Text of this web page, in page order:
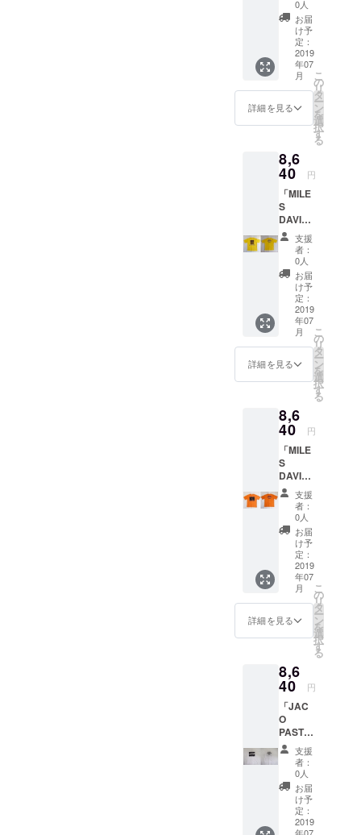
を与え
たベー
シスト
の貴重
なワン
シーン
を切り
取った
他では
手に入
商品で
す。夏
フェス
から
JAZZラ
イヴ観
賞まで
ファッ
ション&
音楽好
きな方
には必
ず手に
して頂
きたい
『JAZZ
ADDIC
ジャズ
写真
家・内
山繁
氏：マ
イル
ス・
ディ
ヴィス
写真集
「NO
PICTUR
E!」、
ジャ
コ・パ
ストリ
アス写
O」など
多くの
ジャズ
ジシャ
ンを撮
影。
http://w
hisper.c
o.jp
【サイ
ズ】
（cm）
お選び
類が入
るサイ
ズで
す。
持ち手
部分は
肩掛け
できる
長さで
す。
ドは約5
枚収納
可 【品
質表
示】 ・
綿
100%
・手洗
い可
サイ
ズに不
安があ
る方は
お気軽
にご相
【品質
表示】
100%
・手洗
い可
サイズ
身丈 身
幅 肩幅
袖丈
S
67
47
M
70
L
73
53
47 21
※女性の
方にはS
サイズ
が人気
です。
サイ
ズに不
安があ
る方は
お気軽
い。
【品質
・綿
100%
・手洗
い可
FALL完
全オリ
ジナルT
シャ
ツ。
『ビン
テージ
快な物
語 ～
CAT～
編』
【サイ
ズ】
（cm）
サイズ
身丈 身
幅 肩幅
袖丈
S
67
47
43 19
M
70
45 20
L
47 21
※女性の
方にはS
サイズ
が人気
です。
サイ
ズに不
安があ
る方は
お気軽
にご相
談下さ
い。
・綿
100%
い可
みに！
分から
ないか
らこ
そ、楽
しみ！
そんな
人は
ジャズ
ズ】
（cm）
身丈 身
幅 肩幅
袖丈
S
67
48
41 22
M
69
50
45 23
L
53
48 24
・綿
100%
・手洗
い可
例；
XS,XL
ラー：
ホワイ
ト（ボ
ディ）×
ブラッ
2019年
7月上
旬〜下
旬のお
届け予
定で
す。
（多少
の前後
はござ
いま
す）
WATER
FALL限
定コラ
ボTシャ
ツ。第
家・内
山繁氏
した
ジャズ
の帝王
「マイ
ルス・
デイビ
ス」の
フォトT
シャ
ツ。
ジャズ
だけで
ロック/
ファン
プホッ
プなど
あらゆ
るジャ
ンルを
呑み込
み数々
の名盤
を輩出
し続け
たトラ
ンペッ
ターの
日本
製
S,M,L以
外のサ
イズも
ご用意
できる
可能性
がござ
います
支援時
にご希
望のサ
イズを
備考欄
にご記
載くだ
さい。
例；
XS,XL
ラー：
ブラッ
ク（ボ
ディ）×
ホワイ
ト（プ
7月上
旬〜下
旬のお
届け予
定で
す。
（多少
の前後
はござ
いま
す）
WATER
FALL限
定コラ
ボTシャ
ツ。第
二弾は
山繁氏
が撮影
ジャズ
の帝王
「マイ
ルス・
デイビ
ス」の
フォトT
シャ
ツ。
ジャズ
0人
お届
け予
定：
2019
年07
月
詳細を見る
こ
の
リ
タ
ー
ン
を
選
択
す
る
8,6
40 円
「MILE
S
DAVIS
T-
shirts」
Ver.3
日本
製
S,M,L以
外のサ
イズも
ご用意
できる
可能性
がござ
います
支援時
にご希
望のサ
イズを
備考欄
にご記
載くだ
さい。
例；
XS,XL
ラー：
イエ
ロー
（ボ
ディ）×
ブラウ
2019年
7月上
旬〜下
旬のお
届け予
定で
す。
（多少
の前後
はござ
いま
す）
WATER
支援
者：
0人
お届
け予
定：
2019
年07
月
詳細を見る
こ
の
リ
タ
ー
ン
を
選
択
す
る
8,6
40 円
「MILE
S
DAVIS
T-
shirts」
Ver.4
日本
製 日
本製
S,M,L以
外のサ
イズも
ご用意
できる
可能性
がござ
ので、
支援時
にご希
望のサ
イズを
備考欄
にご記
載くだ
さい。
例；
XS,XL
ラー：
支援
者：
0人
お届
け予
定：
2019
年07
月
詳細を見る
こ
の
リ
タ
ー
ン
を
選
択
す
る
8,6
40 円
「JAC
O
PASTO
RIUS T-
shirts」
Ver.1
日本
製 日
本製
S,M,L以
支援
者：
0人
お届
け予
定：
2019
年07